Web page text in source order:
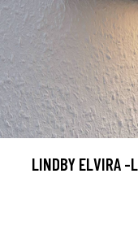
LINDBY ELVIRA -